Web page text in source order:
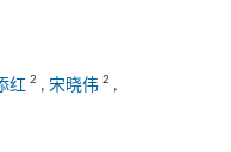
红 2 , 宋晓伟 2 ,